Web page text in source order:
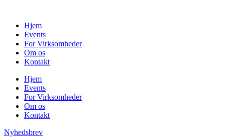
Hjem
Events
For Virksomheder
Om os
Kontakt
Hjem
Events
For Virksomheder
Om os
Kontakt
Nyhedsbrev